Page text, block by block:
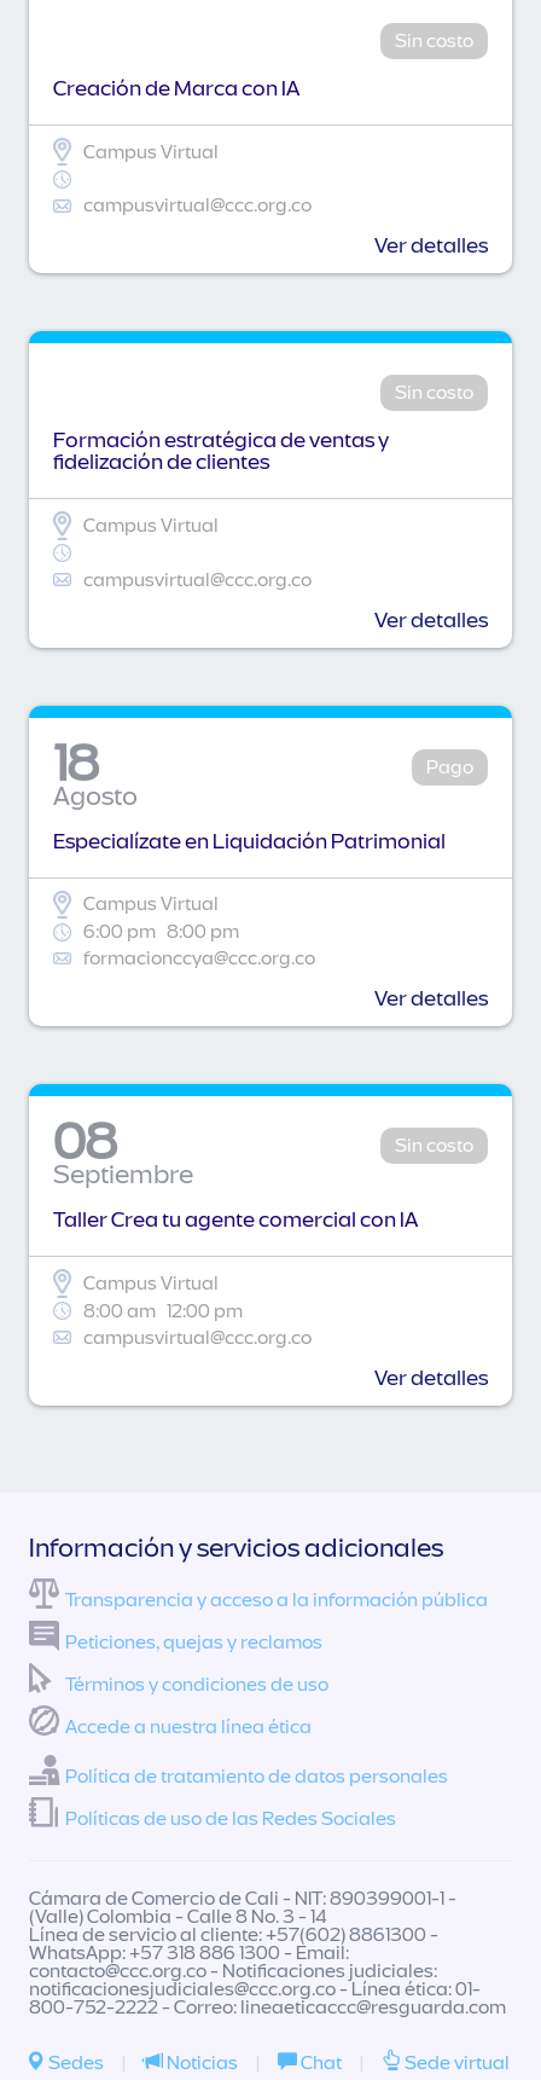
Sin costo
Creación de Marca con IA
Campus Virtual
campusvirtual@ccc.org.co
Ver detalles
Sin costo
Formación estratégica de ventas y
fidelización de clientes
Campus Virtual
campusvirtual@ccc.org.co
Ver detalles
18
Agosto
Pago
Especialízate en Liquidación Patrimonial
Campus Virtual
6:00 pm 8:00 pm
formacionccya@ccc.org.co
Ver detalles
08
Septiembre
Sin costo
Taller Crea tu agente comercial con IA
Campus Virtual
8:00 am 12:00 pm
campusvirtual@ccc.org.co
Ver detalles
Información y servicios adicionales
Transparencia y acceso a la información pública
Peticiones, quejas y reclamos
Términos y condiciones de uso
Accede a nuestra línea ética
Política de tratamiento de datos personales
Políticas de uso de las Redes Sociales
Cámara de Comercio de Cali - NIT: 890399001-1 -
(Valle) Colombia - Calle 8 No. 3 - 14
Línea de servicio al cliente: +57(602) 8861300 -
WhatsApp: +57 318 886 1300 - Email:
contacto@ccc.org.co- Notificaciones judiciales:
notificacionesjudiciales@ccc.org.co- Línea ética: 01-
800-752-2222 - Correo: lineaeticaccc@resguarda.com
Sedes | Noticias | Chat | Sede virtual